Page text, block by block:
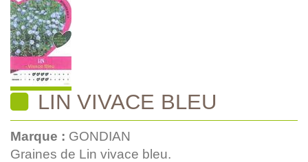
LIN VIVACE BLEU
Marque : GONDIAN
Graines de Lin vivace bleu.